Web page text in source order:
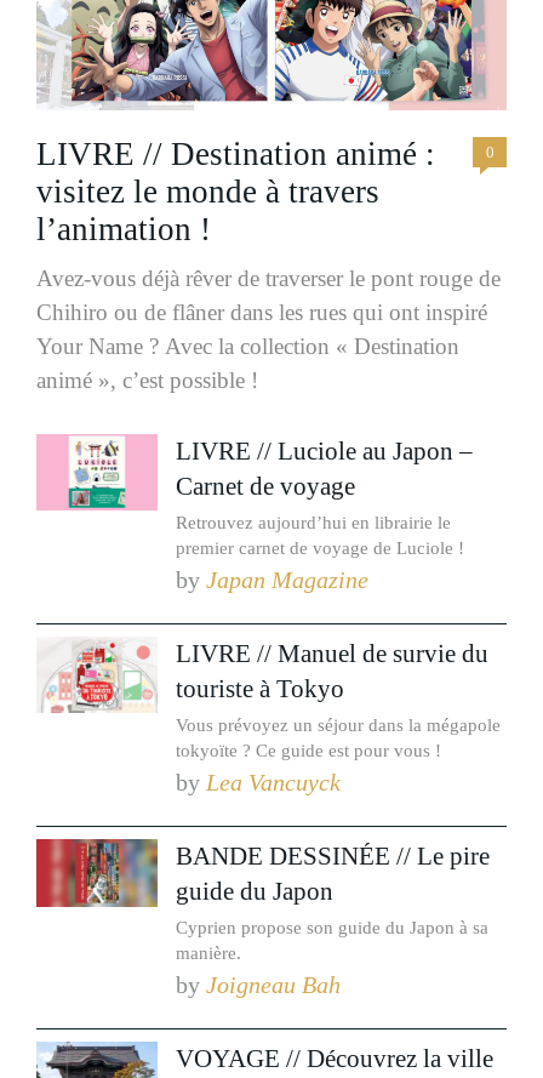
0
LIVRE // Destination animé :
visitez le monde à travers
l’animation !
Avez-vous déjà rêver de traverser le pont rouge de
Chihiro ou de flâner dans les rues qui ont inspiré
Your Name ? Avec la collection « Destination
animé », c’est possible !
LIVRE // Luciole au Japon –
Carnet de voyage
Retrouvez aujourd’hui en librairie le
premier carnet de voyage de Luciole !
by Japan Magazine
LIVRE // Manuel de survie du
touriste à Tokyo
Vous prévoyez un séjour dans la mégapole
tokyoïte ? Ce guide est pour vous !
by Lea Vancuyck
BANDE DESSINÉE // Le pire
guide du Japon
Cyprien propose son guide du Japon à sa
manière.
by Joigneau Bah
VOYAGE // Découvrez la ville